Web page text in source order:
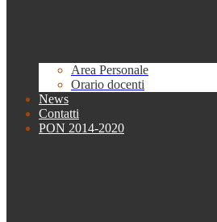
Area Personale
Orario docenti
News
Contatti
PON 2014-2020